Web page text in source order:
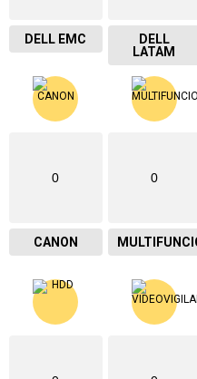
DELL EMC
DELL
LATAM
0
CANON
0